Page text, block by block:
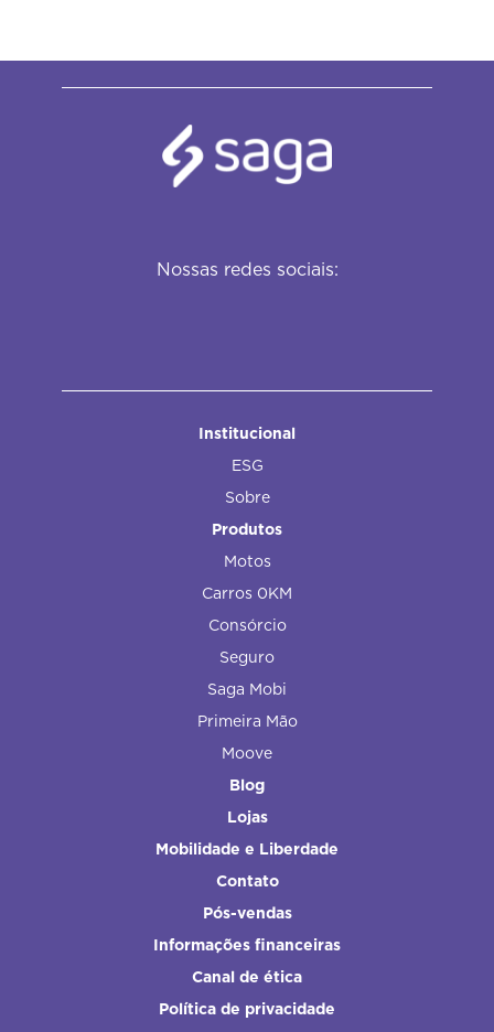
Nossas redes sociais:
Institucional
ESG
Sobre
Produtos
Motos
Carros 0KM
Consórcio
Seguro
Saga Mobi
Primeira Mão
Moove
Blog
Lojas
Mobilidade e Liberdade
Contato
Pós-vendas
Informações financeiras
Canal de ética
Política de privacidade